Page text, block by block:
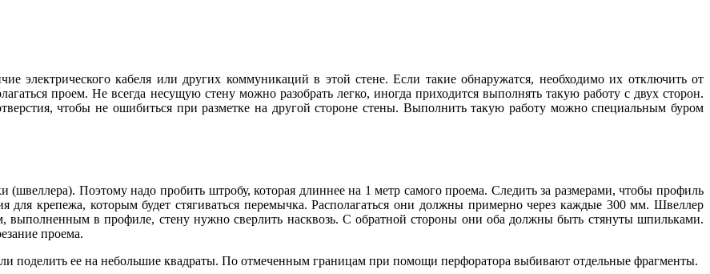
электрического кабеля или других коммуникаций в этой стене. Если такие обнаружатся, необходимо их отключить от
проем. Не всегда несущую стену можно разобрать легко, иногда приходится выполнять такую работу с двух сторон.
чтобы не ошибиться при разметке на другой стороне стены. Выполнить такую работу можно специальным буром
(швеллера). Поэтому надо пробить штробу, которая длиннее на 1 метр самого проема. Следить за размерами, чтобы профиль
для крепежа, которым будет стягиваться перемычка. Располагаться они должны примерно через каждые 300 мм. Швеллер
выполненным в профиле, стену нужно сверлить насквозь. С обратной стороны они оба должны быть стянуты шпильками.
проема.
поделить ее на небольшие квадраты. По отмеченным границам при помощи перфоратора выбивают отдельные фрагменты.